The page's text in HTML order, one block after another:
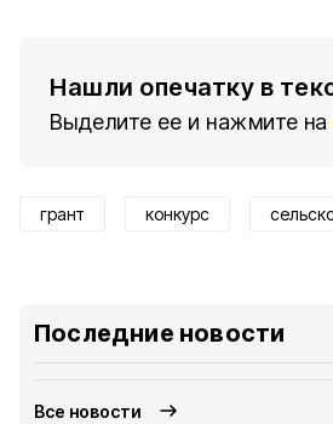
Нашли опечатку в
Выделите ее и нажмите на
грант конкурс
Последние новости
Все новости